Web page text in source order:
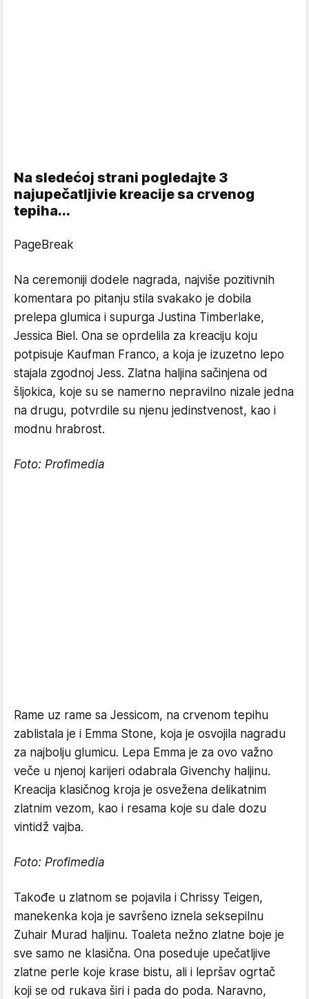
Na sledećoj strani pogledajte 3
najupečatljivie kreacije sa crvenog
tepiha...
PageBreak
Na ceremoniji dodele nagrada, najviše pozitivnih
komentara po pitanju stila svakako je dobila
prelepa glumica i supurga Justina Timberlake,
Jessica Biel. Ona se oprdelila za kreaciju koju
potpisuje Kaufman Franco, a koja je izuzetno lepo
stajala zgodnoj Jess. Zlatna haljina sačinjena od
šljokica, koje su se namerno nepravilno nizale jedna
na drugu, potvrdile su njenu jedinstvenost, kao i
modnu hrabrost.
Foto: Profimedia
Rame uz rame sa Jessicom, na crvenom tepihu
zablistala je i Emma Stone, koja je osvojila nagradu
za najbolju glumicu. Lepa Emma je za ovo važno
veče u njenoj karijeri odabrala Givenchy haljinu.
Kreacija klasičnog kroja je osvežena delikatnim
zlatnim vezom, kao i resama koje su dale dozu
vintidž vajba.
Foto: Profimedia
Takođe u zlatnom se pojavila i Chrissy Teigen,
manekenka koja je savršeno iznela seksepilnu
Zuhair Murad haljinu. Toaleta nežno zlatne boje je
sve samo ne klasična. Ona poseduje upečatljive
zlatne perle koje krase bistu, ali i lepršav ogrtač
koji se od rukava širi i pada do poda. Naravno,